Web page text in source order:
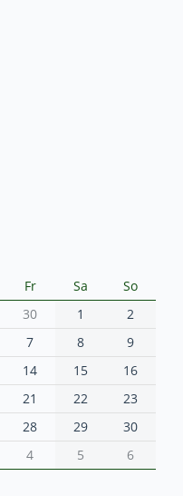
Fr Sa
So
30 1
2
7 8
9
14 15
16
21 22
23
28 29
30
4 5 6